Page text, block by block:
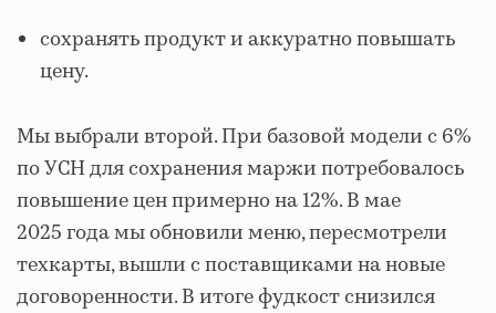
сохранять продукт и аккуратно повышать
цену.
Мы выбрали второй. При базовой модели с 6%
по УСН для сохранения маржи потребовалось
повышение цен примерно на 12%. В мае
2025 года мы обновили меню, пересмотрели
техкарты, вышли с поставщиками на новые
договоренности. В итоге фудкост снизился